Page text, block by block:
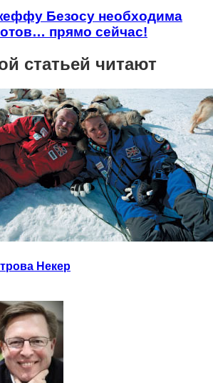
Безосу необходима
прямо сейчас!
статьей читают
Некер